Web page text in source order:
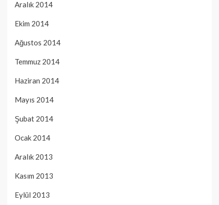
Aralık 2014
Ekim 2014
Ağustos 2014
Temmuz 2014
Haziran 2014
Mayıs 2014
Şubat 2014
Ocak 2014
Aralık 2013
Kasım 2013
Eylül 2013